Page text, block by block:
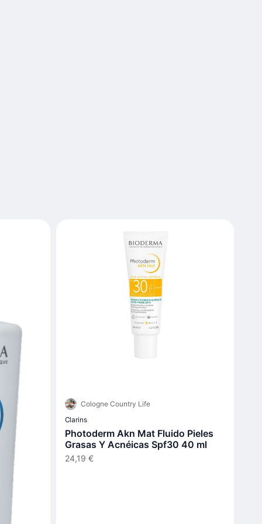
Cologne Country Life
Clarins
Photoderm Akn Mat Fluido Pieles
Grasas Y Acnéicas Spf30 40 ml
24,19 €